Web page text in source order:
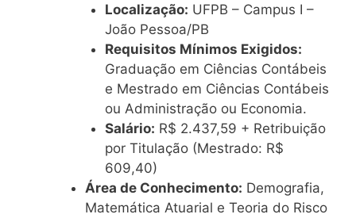
Localização: UFPB – Campus I –
João Pessoa/PB
Requisitos Mínimos Exigidos:
Graduação em Ciências Contábeis
e Mestrado em Ciências Contábeis
ou Administração ou Economia.
Salário: R$ 2.437,59 + Retribuição
por Titulação (Mestrado: R$
609,40)
Área de Conhecimento: Demografia,
Matemática Atuarial e Teoria do Risco